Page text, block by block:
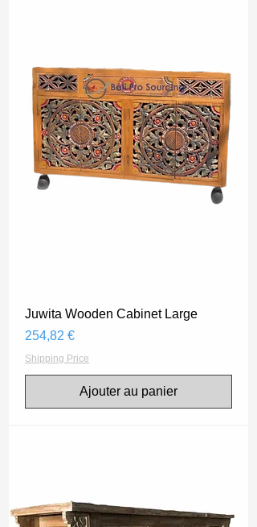
Juwita Wooden Cabinet Large
Prix
254,82 €
Shipping Price
Ajouter au panier